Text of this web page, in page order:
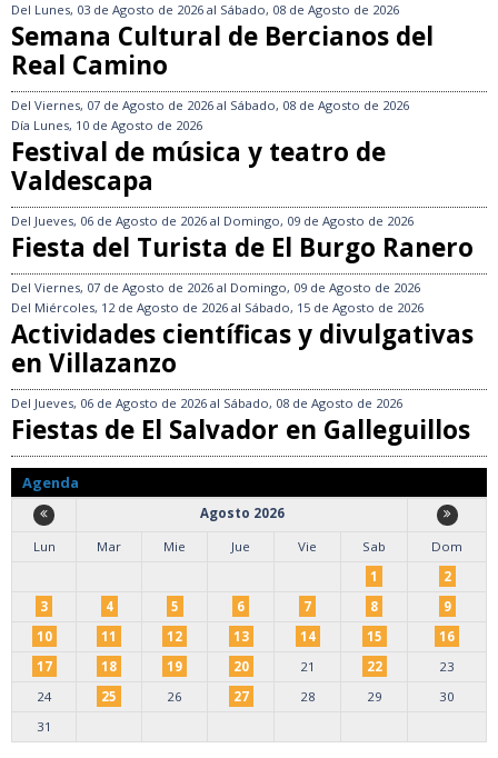
Del Lunes, 03 de Agosto de 2026 al Sábado, 08 de Agosto de 2026
Semana Cultural de Bercianos del
Real Camino
Del Viernes, 07 de Agosto de 2026 al Sábado, 08 de Agosto de 2026
Día Lunes, 10 de Agosto de 2026
Festival de música y teatro de
Valdescapa
Del Jueves, 06 de Agosto de 2026 al Domingo, 09 de Agosto de 2026
Fiesta del Turista de El Burgo Ranero
Del Viernes, 07 de Agosto de 2026 al Domingo, 09 de Agosto de 2026
Del Miércoles, 12 de Agosto de 2026 al Sábado, 15 de Agosto de 2026
Actividades científicas y divulgativas
en Villazanzo
Del Jueves, 06 de Agosto de 2026 al Sábado, 08 de Agosto de 2026
Fiestas de El Salvador en Galleguillos
Agenda
Agosto 2026
Lun
Mar Mie Jue Vie Sab
Dom
1
2
3
4 5 6 7 8
9
10
11 12 13 14 15
16
17
18 19 20 21 22
23
24
25 26 27 28 29
30
31